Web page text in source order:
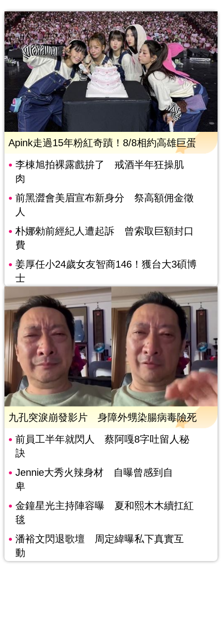
Apink走過15年粉紅奇蹟！8/8相約高雄巨蛋
李棟旭拍裸露戲拚了 戒酒半年狂操肌
肉
前黑澀會美眉宣布新身分 祭高額佣金徵
人
朴娜勑前經紀人遭起訴 曾索取巨額封口
費
姜厚任小24歲女友智商146！獲台大3碩博
士
九孔突淚崩發影片 身障外甥染腸病毒險死
前員工半年就閃人 蔡阿嘎8字吐留人秘
訣
Jennie大秀火辣身材 自曝曾感到自
卑
金鐘星光主持陣容曝 夏和熙木木續扛紅
毯
潘裕文閃退歌壇 周定緯曝私下真實互
動